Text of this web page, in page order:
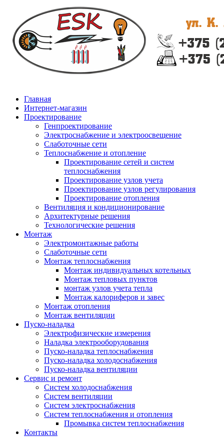
Главная
Интернет-магазин
Проектирование
Генпроектирование
Электроснабжение и электроосвещение
Слаботочные сети
Теплоснабжение и отопление
Проектирование сетей и систем
теплоснабжения
Проектирование узлов учета
Проектирование узлов регулирования
Проектирование отопления
Вентиляция и кондиционирование
Архитектурные решения
Технологические решения
Монтаж
Электромонтажные работы
Слаботочные сети
Монтаж теплоснабжения
Монтаж индивидуальных котельных
Монтаж тепловых пунктов
монтаж узлов учета тепла
Монтаж калориферов и завес
Монтаж отопления
Монтаж вентиляции
Пуско-наладка
Электрофизические измерения
Наладка электрооборудования
Пуско-наладка теплоснабжения
Пуско-наладка холодоснабжения
Пуско-наладка вентиляции
Сервис и ремонт
Систем холодоснабжения
Систем вентиляции
Систем электроснабжения
Систем теплоснабжения и отопления
Промывка систем теплоснабжения
Контакты